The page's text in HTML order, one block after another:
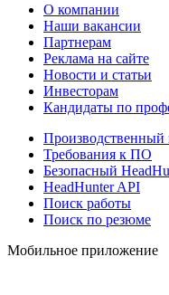
О компании
Наши вакансии
Партнерам
Реклама на сайте
Новости и статьи
Инвесторам
Кандидаты по
Производственный
Требования к ПО
Безопасный
HeadHunter API
Поиск работы
Поиск по резюме
Мобильное приложение